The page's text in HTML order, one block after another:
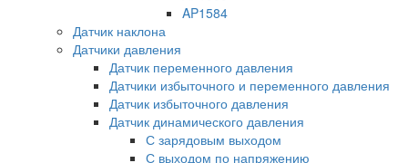
AP1584
Датчик наклона
Датчики давления
Датчик переменного давления
Датчики избыточного и переменного давления
Датчик избыточного давления
Датчик динамического давления
С зарядовым выходом
С выходом по напряжению